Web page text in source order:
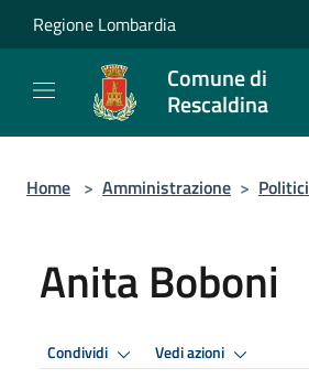
Salta al contenuto principale
Regione Lombardia
Comune di
Rescaldina
Home > Amministrazione > Politici
Anita Boboni
Condividi Vedi azioni